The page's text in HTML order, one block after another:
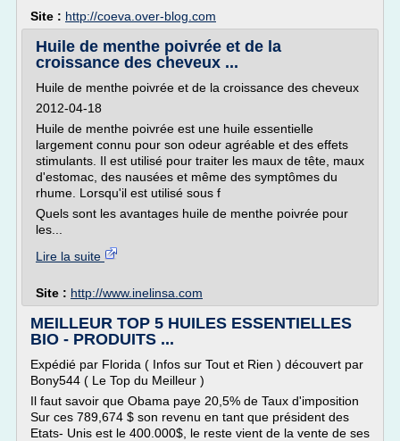
Site : http://coeva.over-blog.com
Huile de menthe poivrée et de la
croissance des cheveux ...
Huile de menthe poivrée et de la croissance des cheveux
2012-04-18
Huile de menthe poivrée est une huile essentielle
largement connu pour son odeur agréable et des effets
stimulants. Il est utilisé pour traiter les maux de tête, maux
d'estomac, des nausées et même des symptômes du
rhume. Lorsqu'il est utilisé sous f
Quels sont les avantages huile de menthe poivrée pour
les...
Lire la suite
Site : http://www.inelinsa.com
MEILLEUR TOP 5 HUILES ESSENTIELLES
BIO - PRODUITS ...
Expédié par Florida ( Infos sur Tout et Rien ) découvert par
Bony544 ( Le Top du Meilleur )
Il faut savoir que Obama paye 20,5% de Taux d'imposition
Sur ces 789,674 $ son revenu en tant que président des
Etats- Unis est le 400.000$, le reste vient de la vente de ses